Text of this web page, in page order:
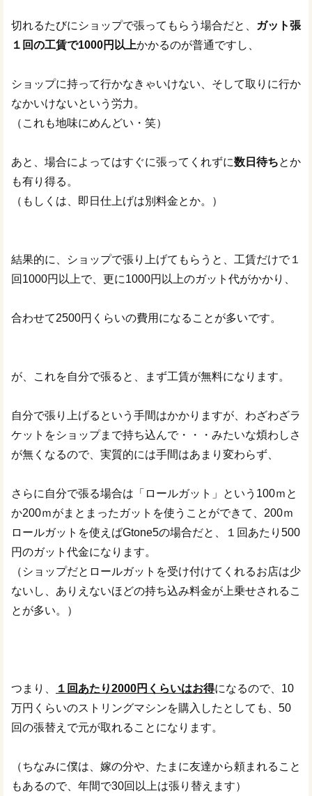
切れるたびにショップで張ってもらう場合だと、
ガット張
１回の工賃で1000円以上かかるのが普通ですし、
ショップに持って行かなきゃいけない、そして取りに行か
なかいけないという労力。
（これも地味にめんどい・笑）
あと、場合によってはすぐに張ってくれずに数日待ちとか
も有り得る。
（もしくは、即日仕上げは別料金とか。）
結果的に、ショップで張り上げてもらうと、工賃だけで１
回1000円以上で、更に1000円以上のガット代がかかり、
合わせて2500円くらいの費用になることが多いです。
が、これを自分で張ると、まず工賃が無料になります。
自分で張り上げるという手間はかかりますが、わざわざラ
ケットをショップまで持ち込んで・・・みたいな煩わしさ
が無くなるので、実質的には手間はあまり変わらず、
さらに自分で張る場合は「ロールガット」という100ｍと
か200ｍがまとまったガットを使うことができて、200ｍ
ロールガットを使えばGtone5の場合だと、１回あたり500
円のガット代金になります。
（ショップだとロールガットを受け付けてくれるお店は少
ないし、ありえないほどの持ち込み料金が上乗せされるこ
とが多い。）
つまり、 １回あたり2000円くらいはお得になるので、10
万円くらいのストリングマシンを購入したとしても、50
回の張替えで元が取れることになります。
（ちなみに僕は、嫁の分や、たまに友達から頼まれること
もあるので、年間で30回以上は張り替えます）